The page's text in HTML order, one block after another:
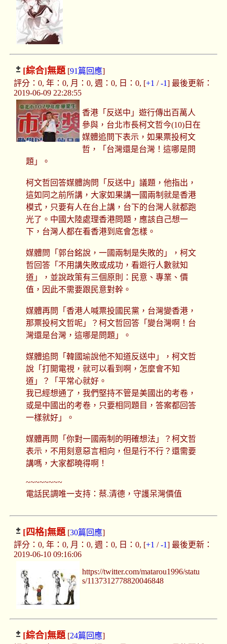
[綜合]無題[91篇回應]
評分：0, 年：0, 月：0, 週：0, 日：0, [+1 /-1] 最後更新：
2019-06-09 22:28:55
香港「反送中」遊行傳出百萬人
參與，台北市長柯文哲今(10)日在
媒體追問下表示，如果票投柯文
哲，「台灣還是台灣！這哪是問
題」。
柯文哲回答媒體詢問「反送中」議題，他指出，
這如同之前所講，大家如果講一國兩制就是香港
模式，只要有人在台上講，台下的台灣人就都跑
光了。中國大陸處理香港問題，應該自己想一
下，台灣人都在看香港到底會怎樣。
媒體問「郭台銘說，一國兩制是失敗的」，柯文
哲回答「不用講失敗或成功，看遊行人數就知
道」，並說政策有三個原則：民意、專業、價
值，因此不需要跟民意對幹。
媒體再問「香港人喊票投國民黨，台灣變香港，
那票投柯文哲呢」？柯文哲回答「變台灣啊！台
灣還是台灣，這哪是問題」。
媒體追問「韓國瑜說他不知道反送中」，柯文哲
說「打開電視，就可以看到啊，怎麼會不知
道」？「平常心就好。
我已經想通了，我們堅持不管是美國出的考卷，
或是中國出的考卷，只要相同題目，答案都回答
一樣就好」。
媒體再問「你對一國兩制的明確想法」？柯文哲
表示，不用刻意惡言相向，但是行不行？還需要
講嗎，大家都曉得啊！
~~~~~~~~
電話民調唯一支持：蔡.清德，守護呆灣價值
[四格]無題[30篇回應]
評分：0, 年：0, 月：0, 週：0, 日：0, [+1 /-1] 最後更新：
2019-06-10 09:16:06
https://twitter.com/matarou1996/statu
s/1137312778820046848
[綜合]無題[24篇回應]